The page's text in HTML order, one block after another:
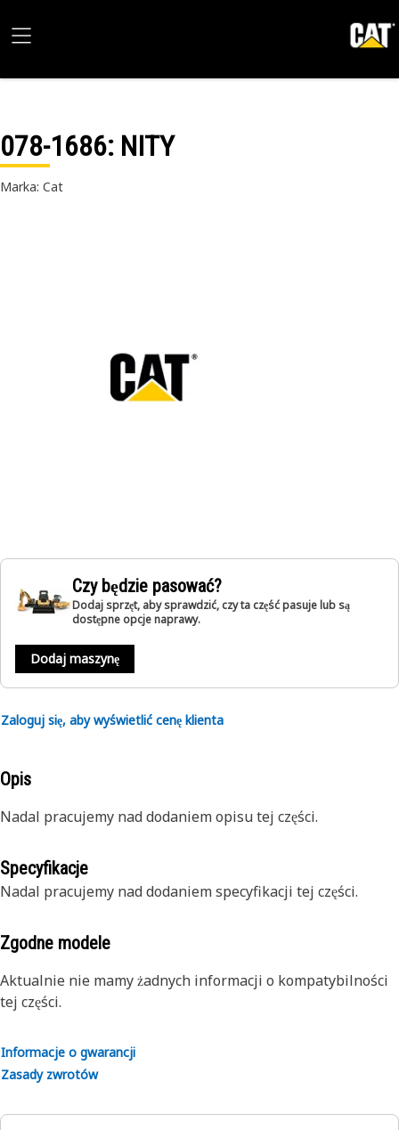
078-1686: NITY
Marka: Cat
Czy będzie pasować?
Dodaj sprzęt, aby sprawdzić, czy ta część pasuje lub są
dostępne opcje naprawy.
Dodaj maszynę
Zaloguj się, aby wyświetlić cenę klienta
Opis
Nadal pracujemy nad dodaniem opisu tej części.
Specyfikacje
Nadal pracujemy nad dodaniem specyfikacji tej części.
Zgodne modele
Aktualnie nie mamy żadnych informacji o kompatybilności
tej części.
Informacje o gwarancji
Zasady zwrotów